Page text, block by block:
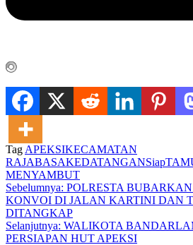
Tag APEKSIKECAMATAN
RAJABASAKEDATANGANSiap
MENYAMBUT
Navigasi
pos
Sebelumnya: POLRESTA
KONVOI DI JALAN KARTINI DAN
DITANGKAP
Selanjutnya: WALIKOTA
PERSIAPAN HUT APEKSI